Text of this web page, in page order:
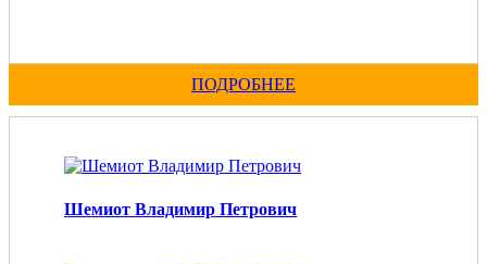
ПОДРОБНЕЕ
Шемиот Владимир Петрович